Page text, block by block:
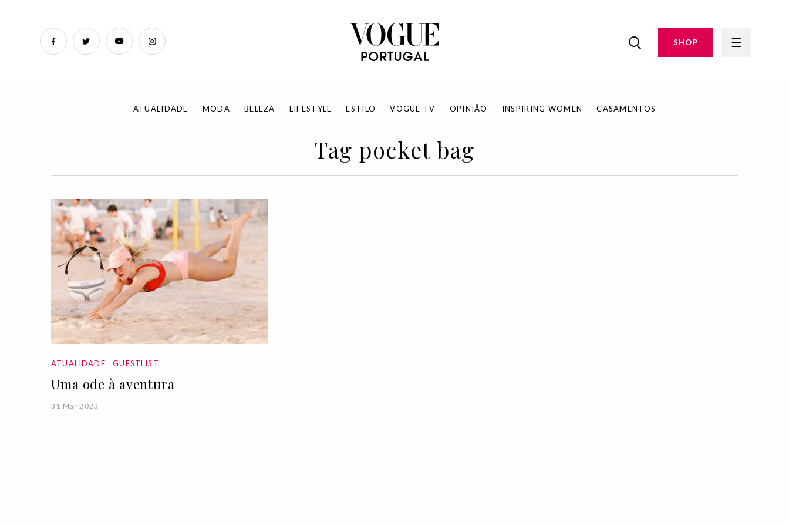
SHOP
ATUALIDADE MODA BELEZA LIFESTYLE ESTILO VOGUE TV OPINIÃO INSPIRING WOMEN CASAMENTOS
Tag pocket bag
ATUALIDADE GUESTLIST
Uma ode à aventura
31 Mar 2023